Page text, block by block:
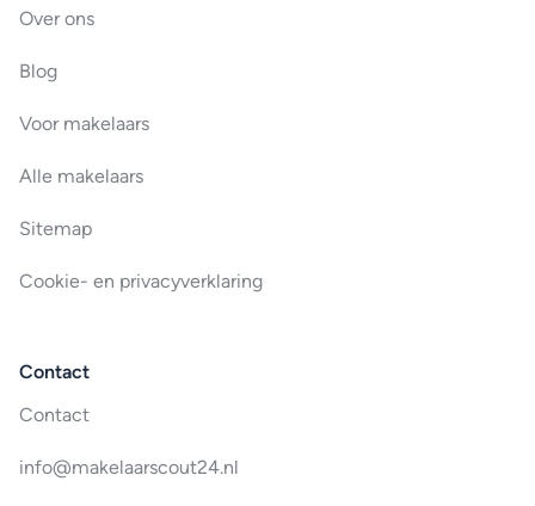
Over ons
Blog
Voor makelaars
Alle makelaars
Sitemap
Cookie- en privacyverklaring
Contact
Contact
info@makelaarscout24.nl